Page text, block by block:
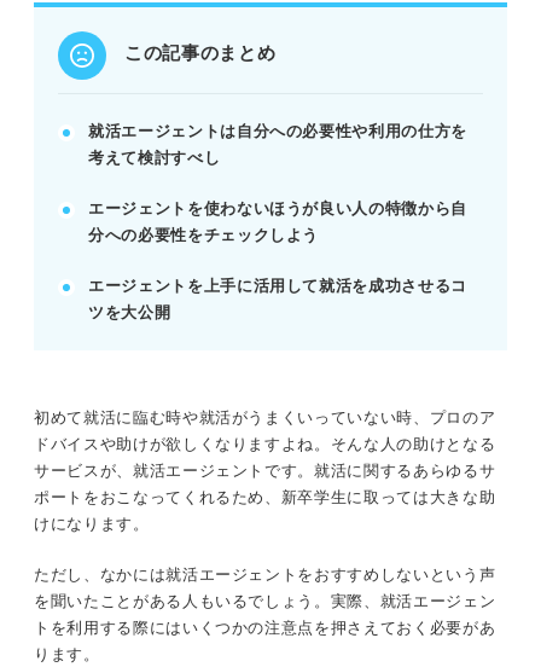
POINT：目的を明確にし、主体的に活用することで
理想のキャリアに近づける。
記事の該当箇所を見る
新卒の就活エージェントは人によって使わない
就活エージェントを使わないほうが良いと言わ
れる4つの理由
就活エージェントを使わないほうが良い人・使
わなくても良い人とは？
※AIの特性上、間違いが含まれている場合があります。記事本文
と併せてご確認ください。
この記事のまとめ
就活エージェントは自分への必要性や利用の仕方を
考えて検討すべし
エージェントを使わないほうが良い人の特徴から自
分への必要性をチェックしよう
エージェントを上手に活用して就活を成功させるコ
ツを大公開
初めて就活に臨む時や就活がうまくいっていない時、プロのア
ドバイスや助けが欲しくなりますよね。そんな人の助けとなる
サービスが、就活エージェントです。就活に関するあらゆるサ
ポートをおこなってくれるため、新卒学生に取っては大きな助
けになります。
ただし、なかには就活エージェントをおすすめしないという声
を聞いたことがある人もいるでしょう。実際、就活エージェン
トを利用する際にはいくつかの注意点を押さえておく必要があ
ります。